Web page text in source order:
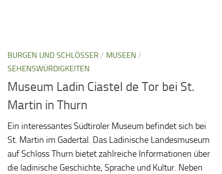
BURGEN UND SCHLÖSSER / MUSEEN /
SEHENSWÜRDIGKEITEN
Museum Ladin Ciastel de Tor bei St.
Martin in Thurn
Ein interessantes Südtiroler Museum befindet sich bei
St. Martin im Gadertal. Das Ladinische Landesmuseum
auf Schloss Thurn bietet zahlreiche Informationen über
die ladinische Geschichte, Sprache und Kultur. Neben